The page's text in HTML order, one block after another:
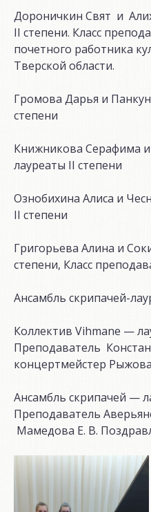
Дороничкин Свят и
II степени. Класс
почетного работника
Тверской области.
Громова Дарья и
степени
Книжникова Серафима
лауреаты II степени
Ознобихина Алиса и
II степени
Григорьева Алина и
степени, Класс
Ансамбль скрипачей-
Коллектив Vihmane —
Преподаватель
концертмейстер
Ансамбль скрипачей —
Преподаватель
Мамедова Е. В.